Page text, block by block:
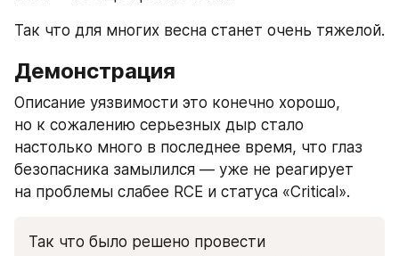
Так что для многих весна станет очень тяжелой.
Демонстрация
Описание уязвимости это конечно хорошо,
но к сожалению серьезных дыр стало
настолько много в последнее время, что глаз
безопасника замылился — уже не реагирует
на проблемы слабее RCE и статуса «Critical».
Так что было решено провести